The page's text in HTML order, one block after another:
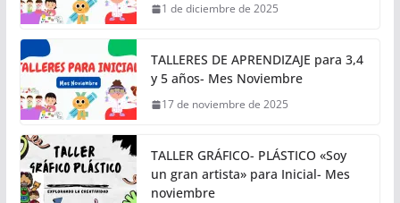
1 de diciembre de 2025
TALLERES DE APRENDIZAJE para 3,4
y 5 años- Mes Noviembre
17 de noviembre de 2025
TALLER GRÁFICO- PLÁSTICO «Soy
un gran artista» para Inicial- Mes
noviembre